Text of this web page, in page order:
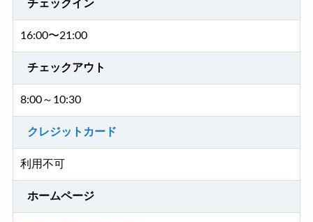
チェックイン
16:00〜21:00
チェックアウト
8:00～10:30
クレジットカード
利用不可
ホームページ